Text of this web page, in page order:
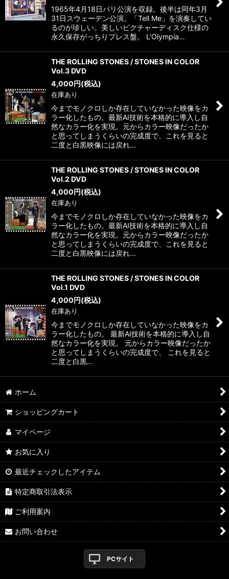
1965年4月18日パリ公演を収録。後半は同年3月
31日スウェーデン公演。「Tell Me」を演奏してい
るのが珍しい。美しいピクチャーディスク仕様の
永久保存がっちりプレス盤。 L'Olympia…
THE ROLLING STONES / STONES IN COLOR
Vol.3 DVD
4,000円(税込)
在庫あり
今までモノクロしか存在していなかった映像をカ
ラー化したもの。最新AI技術を本格的に導入し自
然なカラー化を実現。元からカラー映像だったか
と思ってしまうくらいの完成度で、これを見ると
二度と白黒映像には戻れ…
THE ROLLING STONES / STONES IN COLOR
Vol.2 DVD
4,000円(税込)
在庫あり
今までモノクロしか存在していなかった映像をカ
ラー化したもの。最新AI技術を本格的に導入し自
然なカラー化を実現。元からカラー映像だったか
と思ってしまうくらいの完成度で、これを見ると
二度と白黒映像には戻れ…
THE ROLLING STONES / STONES IN COLOR
Vol.1 DVD
4,000円(税込)
在庫あり
今までモノクロしか存在していなかった映像をカ
ラー化したもの。 最新AI技術を本格的に導入し自
然なカラー化を実現。 元からカラー映像だったか
と思ってしまうくらいの完成度で、 これを見ると
二度と白黒…
ホーム
ショッピングカート
マイページ
お気に入り
最近チェックしたアイテム
特定商取引法表示
ご利用案内
お問い合わせ
PCサイト